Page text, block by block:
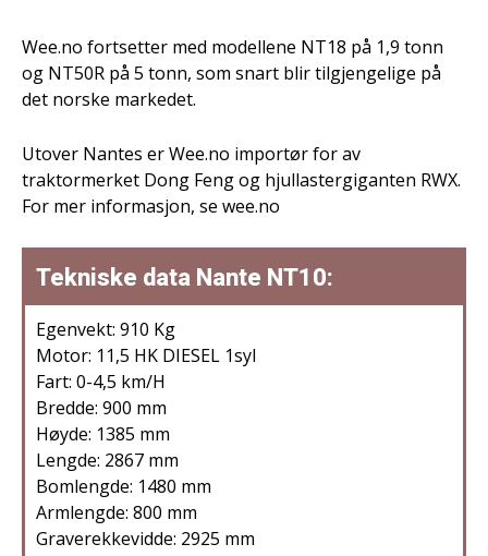
Wee.no fortsetter med modellene NT18 på 1,9 tonn
og NT50R på 5 tonn, som snart blir tilgjengelige på
det norske markedet.
Utover Nantes er Wee.no importør for av
traktormerket Dong Feng og hjullastergiganten RWX.
For mer informasjon, se wee.no
Tekniske data Nante NT10:
Egenvekt: 910 Kg
Motor: 11,5 HK DIESEL 1syl
Fart: 0-4,5 km/H
Bredde: 900 mm
Høyde: 1385 mm
Lengde: 2867 mm
Bomlengde: 1480 mm
Armlengde: 800 mm
Graverekkevidde: 2925 mm